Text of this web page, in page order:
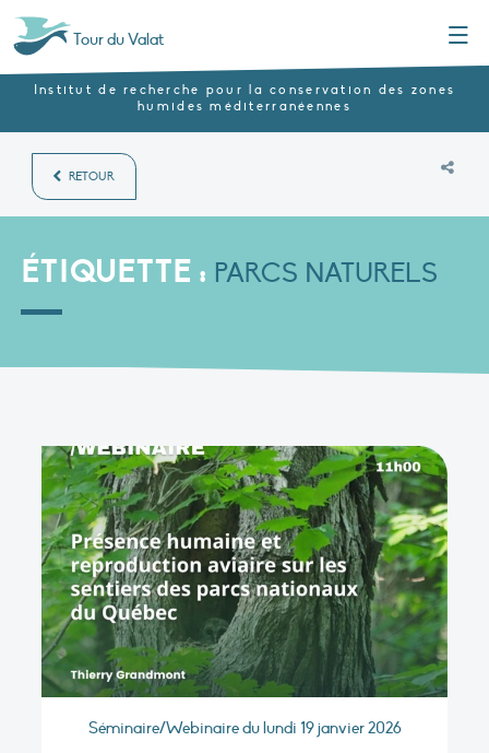
Tour du Valat
Institut de recherche pour la conservation des zones
humides méditerranéennes
RETOUR
ÉTIQUETTE : PARCS NATURELS
Séminaire/Webinaire du lundi 19 janvier 2026